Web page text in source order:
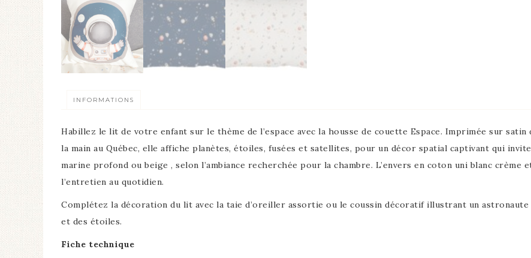
INFORMATIONS
Habillez le lit de votre enfant sur le thème de l’espace avec la housse de couette Espace. Imprimée sur
la main au Québec, elle affiche planètes, étoiles, fusées et satellites, pour un décor spatial captivant qui
marine profond ou beige , selon l’ambiance recherchée pour la chambre. L’envers en coton uni blanc
l’entretien au quotidien.
Complétez la décoration du lit avec la taie d’oreiller assortie ou le coussin décoratif illustrant un
et des étoiles.
Fiche technique